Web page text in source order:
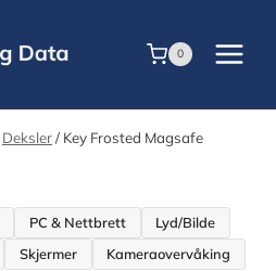
0
Deksler/ Key Frosted Magsafe
PC & Nettbrett
Lyd/Bilde
Skjermer Kameraovervåking